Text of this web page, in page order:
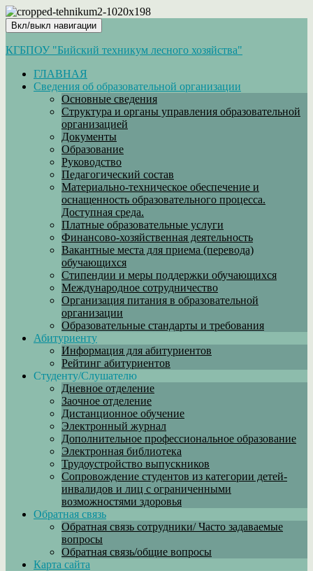
Вкл/выкл навигации
КГБПОУ "Бийский техникум лесного хозяйства"
ГЛАВНАЯ
Сведения об образовательной организации
Основные сведения
Структура и органы управления образовательной
организацией
Документы
Образование
Руководство
Педагогический состав
Материально-техническое обеспечение и
оснащенность образовательного процесса.
Доступная среда.
Платные образовательные услуги
Финансово-хозяйственная деятельность
Вакантные места для приема (перевода)
обучающихся
Стипендии и меры поддержки обучающихся
Международное сотрудничество
Организация питания в образовательной
организации
Образовательные стандарты и требования
Абитуриенту
Информация для абитуриентов
Рейтинг абитуриентов
Студенту/Слушателю
Дневное отделение
Заочное отделение
Дистанционное обучение
Электронный журнал
Дополнительное профессиональное образование
Электронная библиотека
Трудоустройство выпускников
Сопровождение студентов из категории детей-
инвалидов и лиц с ограниченными
возможностями здоровья
Обратная связь
Обратная связь сотрудники/ Часто задаваемые
вопросы
Обратная связь/общие вопросы
Карта сайта